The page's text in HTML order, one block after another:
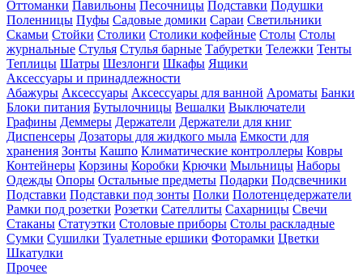
Оттоманки Павильоны Песочницы Подставки Подушки
Поленницы Пуфы Садовые домики Сараи Светильники
Скамьи Стойки Столики Столики кофейные Столы Столы
журнальные Стулья Стулья барные Табуретки Тележки Тенты
Теплицы Шатры Шезлонги Шкафы Ящики
Аксессуары и принадлежности
Абажуры Аксессуары Аксессуары для ванной Ароматы Банки
Блоки питания Бутылочницы Вешалки Выключатели
Графины Деммеры Держатели Держатели для книг
Диспенсеры Дозаторы для жидкого мыла Емкости для
хранения Зонты Кашпо Климатические контроллеры Ковры
Контейнеры Корзины Коробки Крючки Мыльницы Наборы
Одежды Опоры Остальные предметы Подарки Подсвечники
Подставки Подставки под зонты Полки Полотенцедержатели
Рамки под розетки Розетки Сателлиты Сахарницы Свечи
Стаканы Статуэтки Столовые приборы Столы раскладные
Сумки Сушилки Туалетные ершики Фоторамки Цветки
Шкатулки
Прочее